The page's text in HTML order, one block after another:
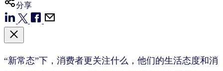
分享
“新常态”下，消费者更关注什么，他们的生活态度和消